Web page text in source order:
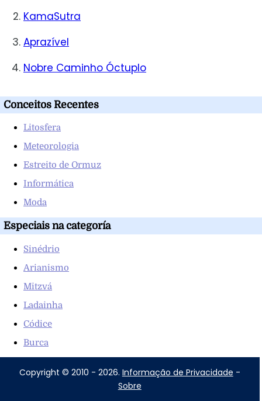
KamaSutra
Aprazível
Nobre Caminho Óctuplo
Conceitos Recentes
Litosfera
Meteorologia
Estreito de Ormuz
Informática
Moda
Especiais na categoría
Sinédrio
Arianismo
Mitzvá
Ladainha
Códice
Burca
Copyright © 2010 - 2026. Informação de Privacidade -
Sobre